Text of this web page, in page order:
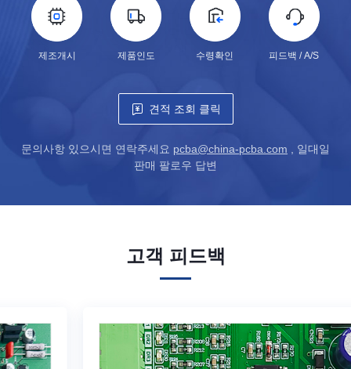
제조개시 제품인도 수령확인 피드백 / A/S
견적 조회 클릭
문의사항 있으시면 연락주세요 pcba@china-pcba.com , 일대일
판매 팔로우 답변
고객 피드백